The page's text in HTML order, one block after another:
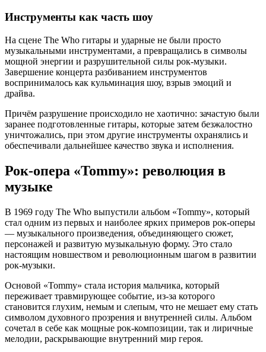
Инструменты как часть шоу
На сцене The Who гитары и ударные не были просто
музыкальными инструментами, а превращались в символы
мощной энергии и разрушительной силы рок-музыки.
Завершение концерта разбиванием инструментов
воспринималось как кульминация шоу, взрыв эмоций и
драйва.
Причём разрушение происходило не хаотично: зачастую были
заранее подготовленные гитары, которые затем безжалостно
уничтожались, при этом другие инструменты охранялись и
обеспечивали дальнейшее качество звука и исполнения.
Рок-опера «Tommy»: революция в
музыке
В 1969 году The Who выпустили альбом «Tommy», который
стал одним из первых и наиболее ярких примеров рок-оперы
— музыкального произведения, объединяющего сюжет,
персонажей и развитую музыкальную форму. Это стало
настоящим новшеством и революционным шагом в развитии
рок-музыки.
Основой «Tommy» стала история мальчика, который
переживает травмирующее событие, из-за которого
становится глухим, немым и слепым, что не мешает ему стать
символом духовного прозрения и внутренней силы. Альбом
сочетал в себе как мощные рок-композиции, так и лиричные
мелодии, раскрывающие внутренний мир героя.